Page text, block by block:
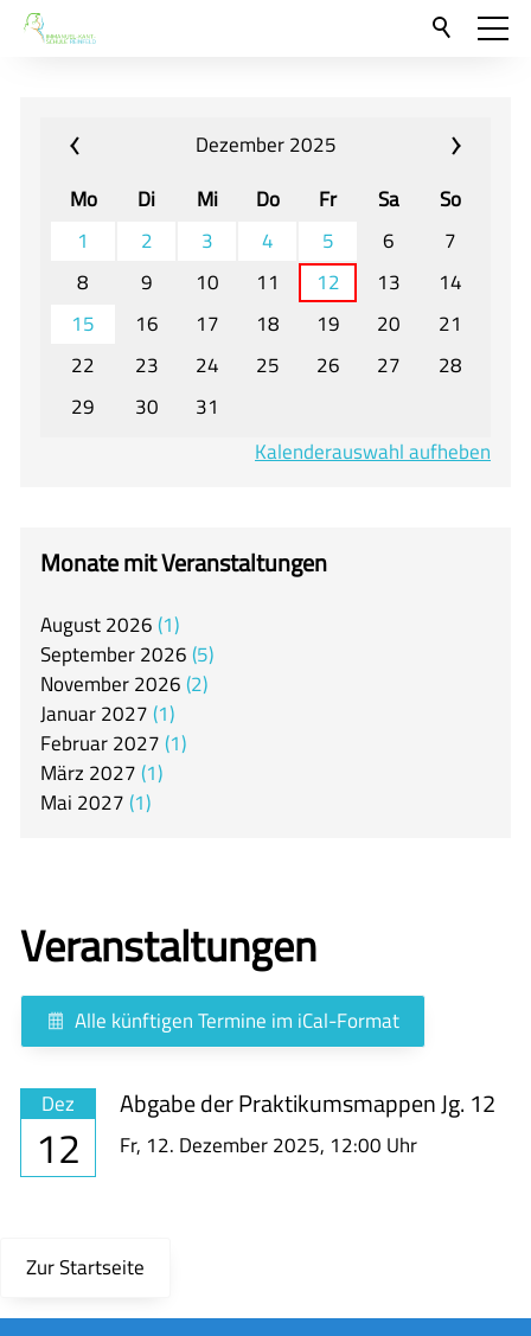
Neu hier?
Für Eltern und Schüler
Willkommen
Veranstaltungen und Termine
Unser Unterricht - Fachcurricula
Unsere Konzepte
Downloads
Unter-, Mittel und Oberstufe
itslearning
Arbeitsgemeinschaften
Mensa
Unsere Schulgemeinschaft
Kontakt
Dezember 2025
Mo
Di Mi Do Fr Sa
So
1
2 3 4 5 6
7
8
9 10 11 12 13
14
15
16 17 18 19 20
21
22
23 24 25 26 27
28
29
30
31
Kalenderauswahl aufheben
Monate mit Veranstaltungen
August2026 1
September2026 5
November2026 2
Januar2027 1
Februar2027 1
März 2027 1
Mai 2027 1
Veranstaltungen
Alle künftigen Termine im iCal-Format
Dez
12
Abgabe der Praktikumsmappen Jg. 12
Fr, 12. Dezember 2025, 12:00 Uhr
Zur Startseite